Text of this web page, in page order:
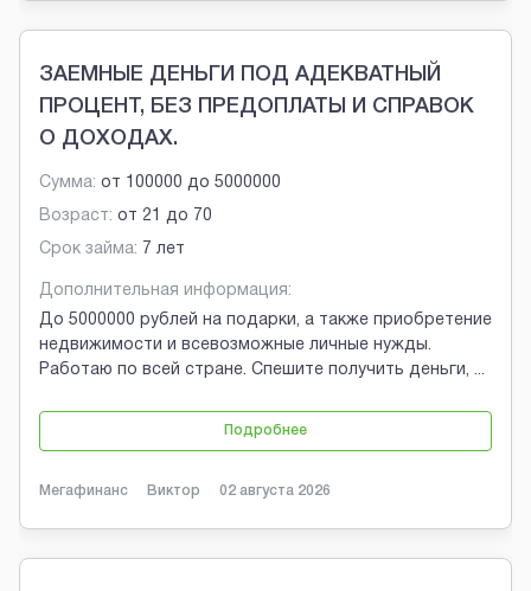
ЗАЕМНЫЕ ДЕНЬГИ ПОД АДЕКВАТНЫЙ
ПРОЦЕНТ, БЕЗ ПРЕДОПЛАТЫ И СПРАВОК
О ДОХОДАХ.
Сумма: от 100000 до 5000000
Возраст: от 21 до 70
Срок займа: 7 лет
Дополнительная информация:
До 5000000 рублей на подарки, а также приобретение
недвижимости и всевозможные личные нужды.
Работаю по всей стране. Спешите получить деньги, ...
Подробнее
Мегафинанс Виктор 02 августа 2026